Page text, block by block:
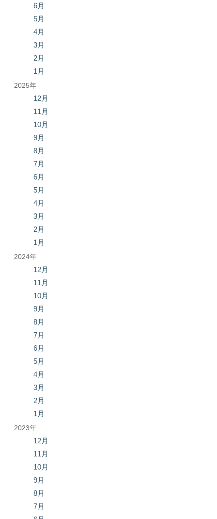
6月
5月
4月
3月
2月
1月
2025年
12月
11月
10月
9月
8月
7月
6月
5月
4月
3月
2月
1月
2024年
12月
11月
10月
9月
8月
7月
6月
5月
4月
3月
2月
1月
2023年
12月
11月
10月
9月
8月
7月